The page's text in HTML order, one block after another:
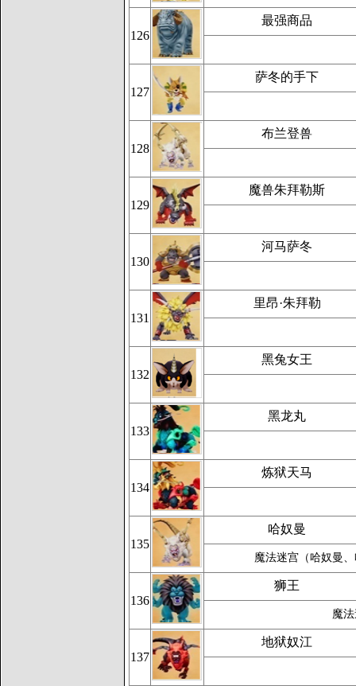
126
最强商品
127
萨冬的手下
128
布兰登兽
129
魔兽朱拜勒斯
130
河马萨冬
131
里昂·朱拜勒
132
黑兔女王
133
黑龙丸
134
炼狱天马
135
哈奴曼
魔法迷宫（哈奴曼
136
狮王
魔
137
地狱奴江